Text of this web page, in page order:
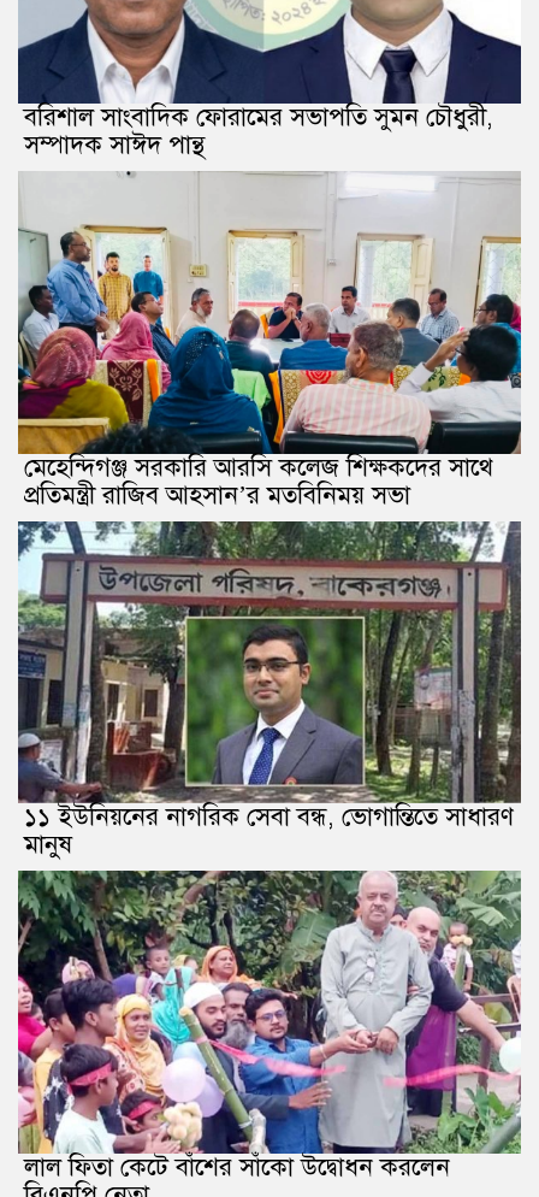
বরিশাল সাংবাদিক ফোরামের সভাপতি সুমন চৌধুরী,
সম্পাদক সাঈদ পান্থ
মেহেন্দিগঞ্জ সরকারি আরসি কলেজ শিক্ষকদের সাথে
প্রতিমন্ত্রী রাজিব আহসান’র মতবিনিময় সভা
১১ ইউনিয়নের নাগরিক সেবা বন্ধ, ভোগান্তিতে সাধারণ
মানুষ
লাল ফিতা কেটে বাঁশের সাঁকো উদ্বোধন করলেন